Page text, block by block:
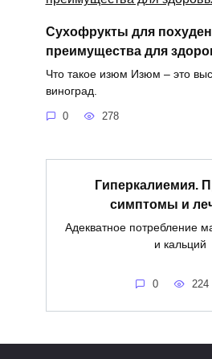
Сухофрукты для
преимущества для
Что такое изюм Изюм – это
виноград.
0 278
Гиперкалиемия.
симптомы и
Адекватное потребление
и кальций
0 224